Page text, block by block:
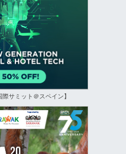
際サミット＠スペイン】